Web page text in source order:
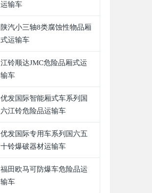
运输车
陕汽小三轴8类腐蚀性物品厢
式运输车
江铃顺达JMC危险品厢式运
输车
优发国际智能厢式车系列国
六江铃危险品运输车
优发国际专用车系列国六五
十铃爆破器材运输车
福田欧马可防爆车危险品运
输车